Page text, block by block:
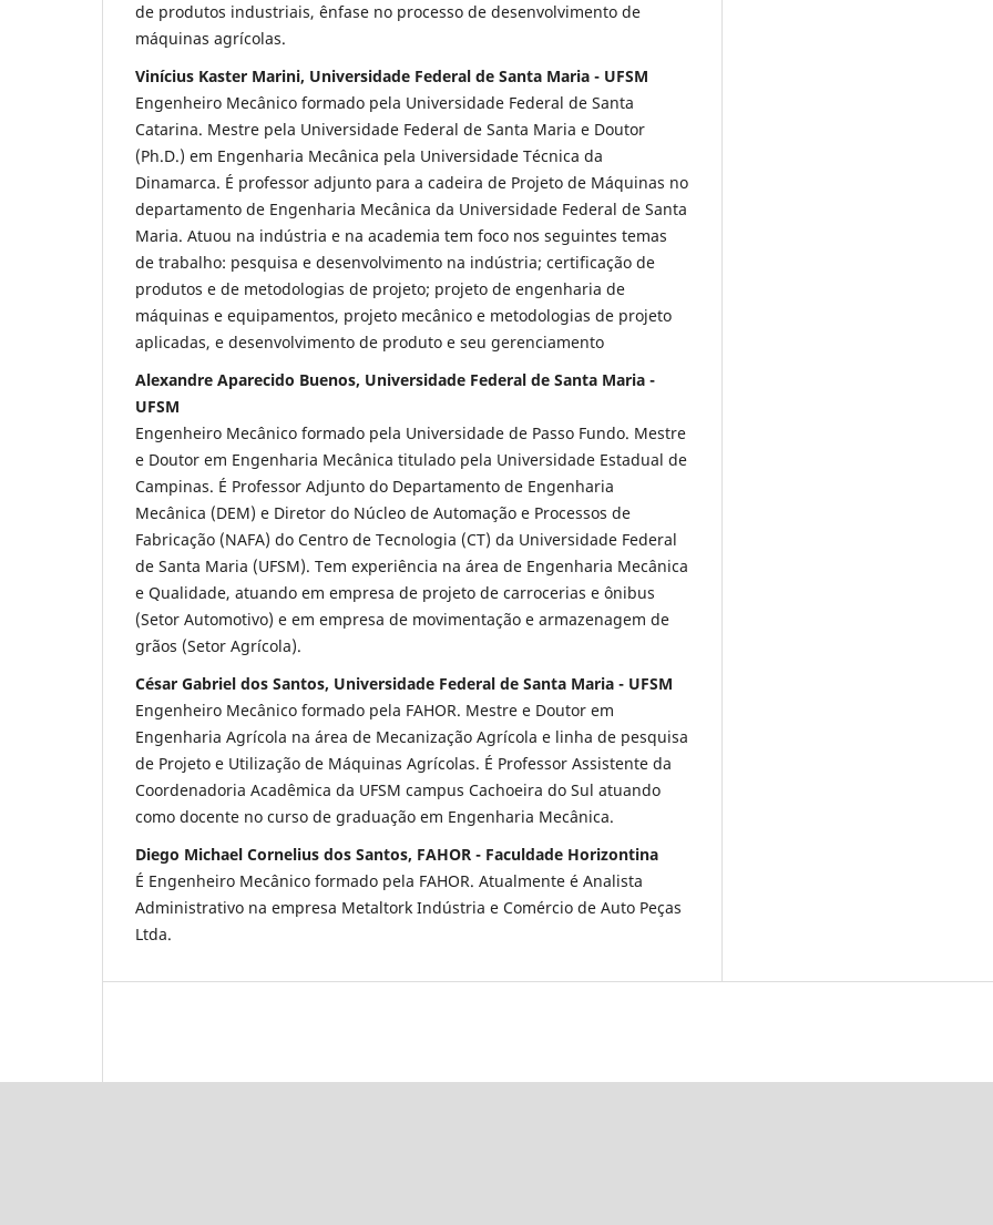
de produtos industriais, ênfase no processo de desenvolvimento de
máquinas agrícolas.
Vinícius Kaster Marini, Universidade Federal de Santa Maria - UFSM
Engenheiro Mecânico formado pela Universidade Federal de Santa
Catarina. Mestre pela Universidade Federal de Santa Maria e Doutor
(Ph.D.) em Engenharia Mecânica pela Universidade Técnica da
Dinamarca. É professor adjunto para a cadeira de Projeto de Máquinas no
departamento de Engenharia Mecânica da Universidade Federal de Santa
Maria. Atuou na indústria e na academia tem foco nos seguintes temas
de trabalho: pesquisa e desenvolvimento na indústria; certificação de
produtos e de metodologias de projeto; projeto de engenharia de
máquinas e equipamentos, projeto mecânico e metodologias de projeto
aplicadas, e desenvolvimento de produto e seu gerenciamento
Alexandre Aparecido Buenos, Universidade Federal de Santa Maria -
UFSM
Engenheiro Mecânico formado pela Universidade de Passo Fundo. Mestre
e Doutor em Engenharia Mecânica titulado pela Universidade Estadual de
Campinas. É Professor Adjunto do Departamento de Engenharia
Mecânica (DEM) e Diretor do Núcleo de Automação e Processos de
Fabricação (NAFA) do Centro de Tecnologia (CT) da Universidade Federal
de Santa Maria (UFSM). Tem experiência na área de Engenharia Mecânica
e Qualidade, atuando em empresa de projeto de carrocerias e ônibus
(Setor Automotivo) e em empresa de movimentação e armazenagem de
grãos (Setor Agrícola).
César Gabriel dos Santos, Universidade Federal de Santa Maria - UFSM
Engenheiro Mecânico formado pela FAHOR. Mestre e Doutor em
Engenharia Agrícola na área de Mecanização Agrícola e linha de pesquisa
de Projeto e Utilização de Máquinas Agrícolas. É Professor Assistente da
Coordenadoria Acadêmica da UFSM campus Cachoeira do Sul atuando
como docente no curso de graduação em Engenharia Mecânica.
Diego Michael Cornelius dos Santos, FAHOR - Faculdade Horizontina
É Engenheiro Mecânico formado pela FAHOR. Atualmente é Analista
Administrativo na empresa Metaltork Indústria e Comércio de Auto Peças
Ltda.